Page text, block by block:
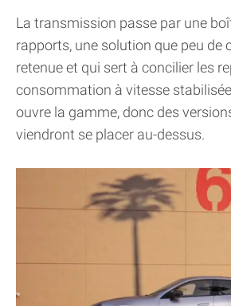
La transmission passe par une
rapports, une solution que peu de
retenue et qui sert à concilier les
consommation à vitesse
ouvre la gamme, donc des
viendront se placer au-dessus.